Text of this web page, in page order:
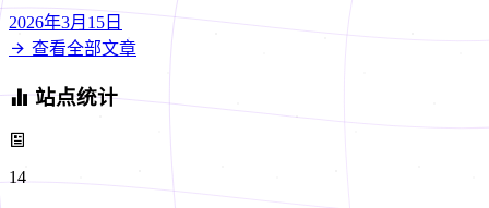
2026年3月15日
查看全部文章
站点统计
14